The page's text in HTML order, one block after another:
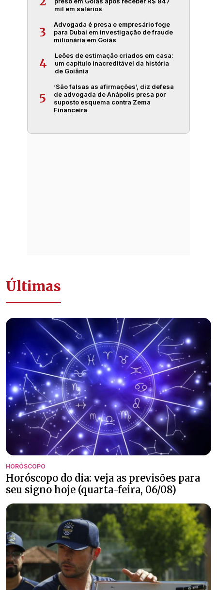
mil em salários
3
Advogada é presa e empresário foge
para Dubai em investigação de fraude
milionária em Goiás
4
Leões de estimação criados em casa:
um capítulo inacreditável da história
de Goiânia
5
‘São falsas as afirmações’, diz defesa
de advogada de Anápolis presa por
suposto esquema contra Zema
Financeira
Últimas
HORÓSCOPO
Horóscopo do dia: veja as previsões para
seu signo hoje (quarta-feira, 06/08)